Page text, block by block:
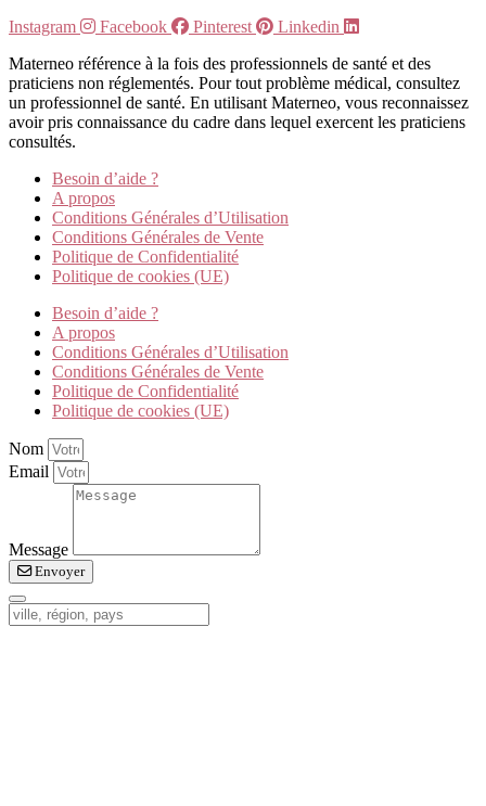
Instagram
Facebook Pinterest
Linkedin
Materneo référence à la fois des professionnels de santé et des
praticiens non réglementés. Pour tout problème médical, consultez
un professionnel de santé. En utilisant Materneo, vous reconnaissez
avoir pris connaissance du cadre dans lequel exercent les praticiens
consultés.
Besoin d’aide ?
A propos
Conditions Générales d’Utilisation
Conditions Générales de Vente
Politique de Confidentialité
Politique de cookies (UE)
Besoin d’aide ?
A propos
Conditions Générales d’Utilisation
Conditions Générales de Vente
Politique de Confidentialité
Politique de cookies (UE)
Nom
Email
Message
Envoyer